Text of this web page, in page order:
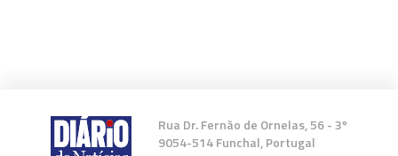
Rua Dr. Fernão de Ornelas, 56 - 3º
9054-514 Funchal, Portugal